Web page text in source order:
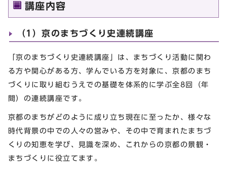
講座内容
（1）京のまちづくり史連続講座
「京のまちづくり史連続講座」は、まちづくり活動に関わ
る方や関心がある方、学んでいる方を対象に、京都のまち
づくりに取り組むうえでの基礎を体系的に学ぶ全8回（年
間）の連続講座です。
京都のまちがどのように成り立ち現在に至ったか、様々な
時代背景の中での人々の営みや、その中で育まれたまちづ
くりの知恵を学び、見識を深め、これからの京都の景観・
まちづくりに役立てます。